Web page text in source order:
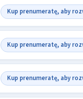
Kup prenumeratę, aby
Kup prenumeratę, aby
Kup prenumeratę, aby